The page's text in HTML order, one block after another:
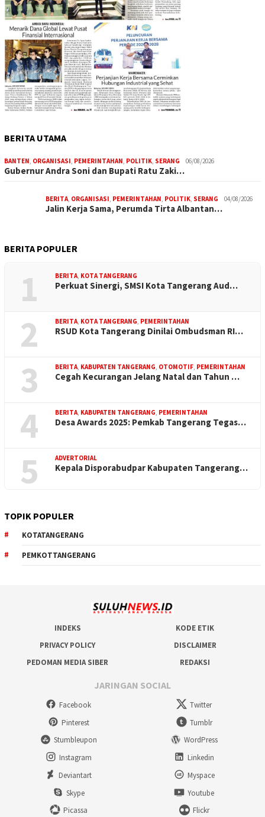
BERITA UTAMA
BANTEN ORGANISASI PEMERINTAHAN POLITIK SERANG 06/08/2026
Gubernur Andra Soni dan Bupati Ratu Zaki…
BERITA ORGANISASI PEMERINTAHAN POLITIK SERANG 04/08/2026
Jalin Kerja Sama, Perumda Tirta Albantan…
BERITA POPULER
1 BERITA KOTA TANGERANG
Perkuat Sinergi, SMSI Kota Tangerang Aud…
2 BERITA KOTA TANGERANG PEMERINTAHAN
RSUD Kota Tangerang Dinilai Ombudsman RI…
3 BERITA KABUPATEN TANGERANG OTOMOTIF PEMERINTAHAN
Cegah Kecurangan Jelang Natal dan Tahun …
4 BERITA KABUPATEN TANGERANG PEMERINTAHAN
Desa Awards 2025: Pemkab Tangerang Tegas…
5 ADVERTORIAL
Kepala Disporabudpar Kabupaten Tangerang…
TOPIK POPULER
KOTATANGERANG
PEMKOTTANGERANG
INDEKS
KODE ETIK
PRIVACY POLICY
DISCLAIMER
PEDOMAN MEDIA SIBER
REDAKSI
JARINGAN SOCIAL
Facebook
Twitter
Pinterest
Tumblr
Stumbleupon
WordPress
Instagram
Linkedin
Deviantart
Myspace
Skype
Youtube
Picassa
Flickr